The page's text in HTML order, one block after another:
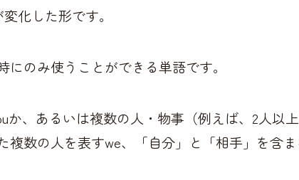
化した形です。
のみ使うことができる単語です。
か、あるいは複数の人・物事（例えば、2人以上
複数の人を表すwe、「自分」と「相手」を含